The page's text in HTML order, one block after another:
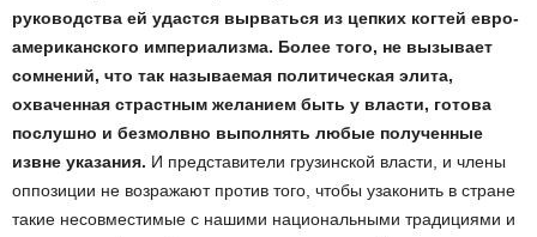
руководства ей удастся вырваться из цепких когтей евро-
американского империализма. Более того, не вызывает
сомнений, что так называемая политическая элита,
охваченная страстным желанием быть у власти, готова
послушно и безмолвно выполнять любые полученные
извне указания. И представители грузинской власти, и члены
оппозиции не возражают против того, чтобы узаконить в стране
такие несовместимые с нашими национальными традициями и